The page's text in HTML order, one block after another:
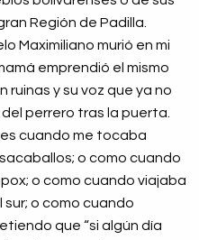
Región de Padilla.
Maximiliano murió en mi
emprendió el mismo
ruinas y su voz que ya no
perrero tras la puerta.
cuando me tocaba
o como cuando
o como cuando viajaba
o como cuando
que “si algún día